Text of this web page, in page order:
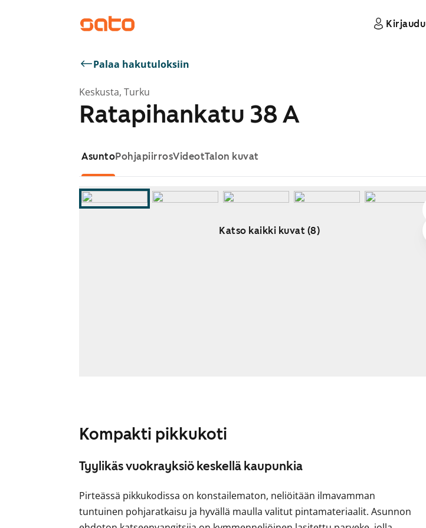
Kirjaudu
Palaa hakutuloksiin
Keskusta, Turku
Ratapihankatu 38 A
AsuntoPohjapiirrosVideotTalon kuvat
Katso kaikki kuvat (8)
Kompakti pikkukoti
Tyylikäs vuokrayksiö keskellä kaupunkia
Pirteässä pikkukodissa on konstailematon, neliöitään ilmavamman
tuntuinen pohjaratkaisu ja hyvällä maulla valitut pintamateriaalit. Asunnon